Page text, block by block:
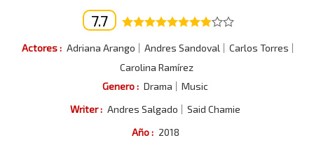
7.7
Actores : Adriana Arango Andres Sandoval
Carlos Torres
Carolina Ramírez
Genero : Drama
Music
Writer : Andres Salgado
Said Chamie
Año : 2018